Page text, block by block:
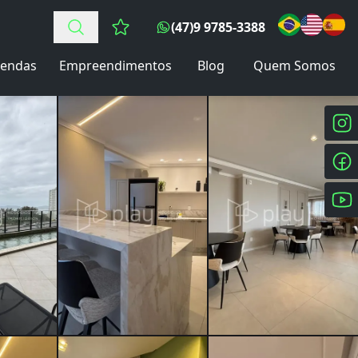
Favoritos (0 itens)
(47)9 9785-3388
Empreendimentos Blog Quem Somos